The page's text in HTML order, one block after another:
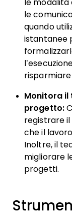
le modalità
le
quando
istantanee
Monitora
progetto:
registrare
che il
Inoltre, il
migliorare
progetti.